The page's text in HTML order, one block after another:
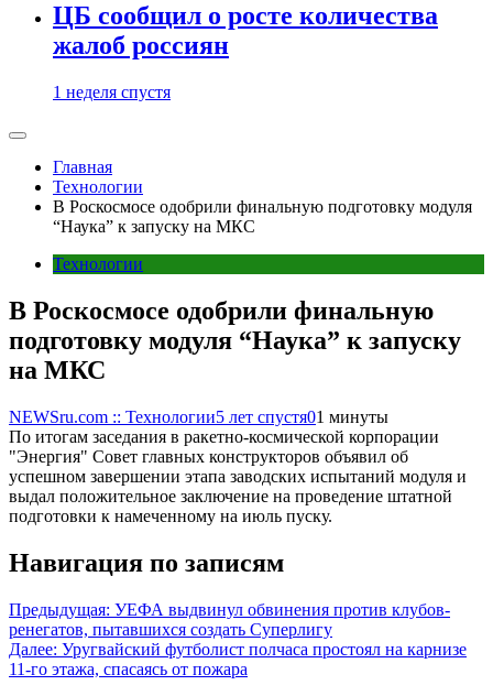
ЦБ сообщил о росте количества
жалоб россиян
1 неделя спустя
Главная
Технологии
В Роскосмосе одобрили финальную подготовку модуля
“Наука” к запуску на МКС
Технологии
В Роскосмосе одобрили финальную
подготовку модуля “Наука” к запуску
на МКС
NEWSru.com :: Технологии5 лет спустя01 минуты
По итогам заседания в ракетно-космической корпорации
"Энергия" Совет главных конструкторов объявил об
успешном завершении этапа заводских испытаний модуля и
выдал положительное заключение на проведение штатной
подготовки к намеченному на июль пуску.
Навигация по записям
Предыдущая: УЕФА выдвинул обвинения против клубов-
ренегатов, пытавшихся создать Суперлигу
Далее: Уругвайский футболист полчаса простоял на карнизе
11-го этажа, спасаясь от пожара